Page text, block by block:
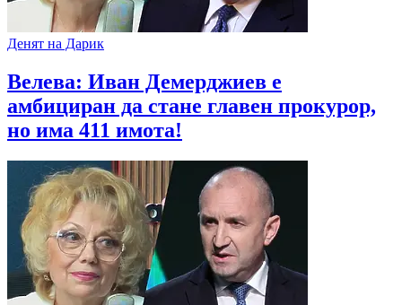
Денят на Дарик
Велева: Иван Демерджиев е
амбициран да стане главен прокурор,
но има 411 имота!